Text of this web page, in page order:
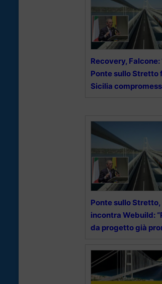
Recovery, Falcone:
Ponte sullo Stretto
Sicilia
Ponte sullo
incontra Webuild:
da progetto già